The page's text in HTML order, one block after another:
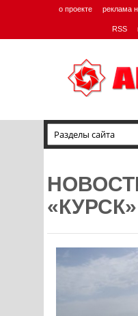
о проекте реклама
RSS
«КУРСК»